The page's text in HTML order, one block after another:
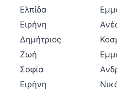
Ελπίδα
Ειρήνη
Δημήτριος
Ζωή
Σοφία
Ειρήνη